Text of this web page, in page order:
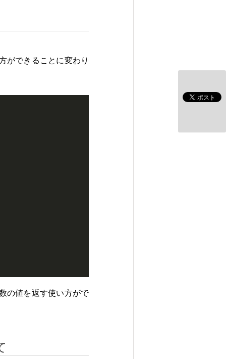
ができることに変わり
の値を返す使い方がで